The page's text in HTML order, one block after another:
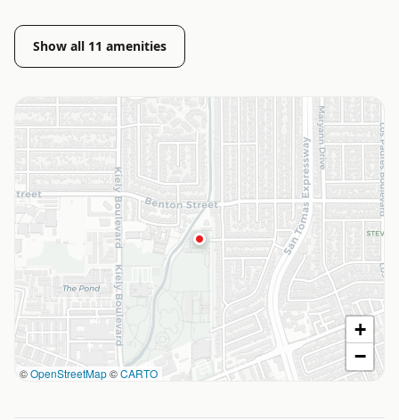
Show all 11 amenities
©OpenStreetMap©CARTO
+
−